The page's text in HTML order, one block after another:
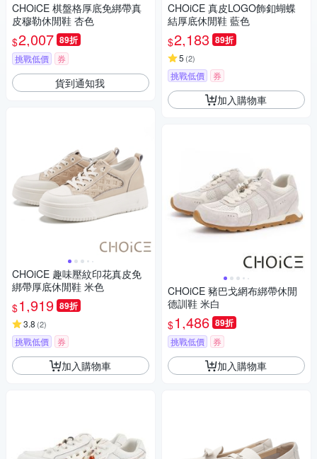
CHOiCE 棋盤格厚底免綁帶真
皮穆勒休閒鞋 杏色
$2,007 89折
挑戰低價 券
貨到通知我
CHOiCE 趣味壓紋印花真皮免
綁帶厚底休閒鞋 米色
$1,919 89折
3.8 (2)
挑戰低價 券
加入購物車
CHOiCE 真皮LOGO飾釦蝴蝶
結厚底休閒鞋 藍色
$2,183 89折
5 (2)
挑戰低價 券
加入購物車
CHOiCE 豬巴戈網布綁帶休閒
德訓鞋 米白
$1,486 89折
挑戰低價 券
加入購物車